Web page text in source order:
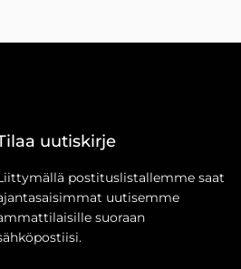
uutiskirje
postituslistallemme saat
uutisemme
suoraan